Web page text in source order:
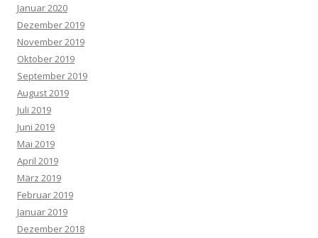
Januar 2020
Dezember 2019
November 2019
Oktober 2019
September 2019
August 2019
Juli 2019
Juni 2019
Mai 2019
April 2019
März 2019
Februar 2019
Januar 2019
Dezember 2018